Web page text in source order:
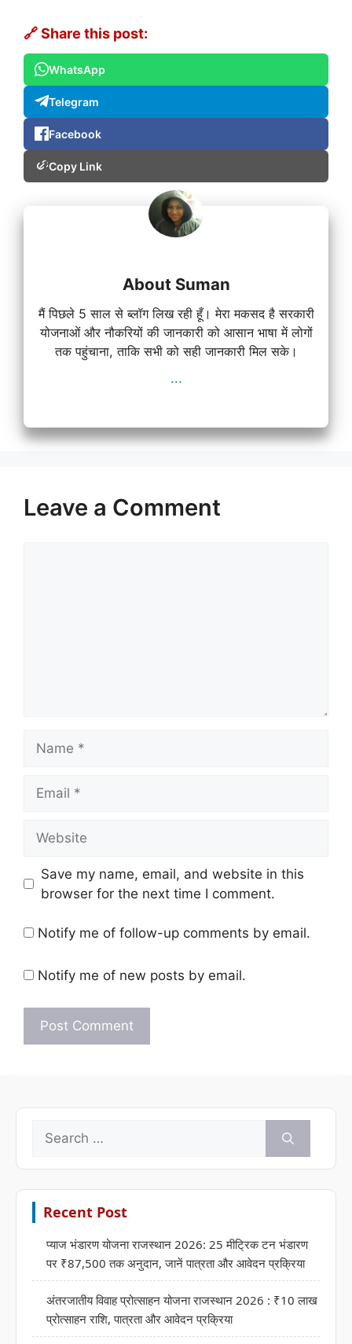
🔗 Share this post:
WhatsApp
Telegram
Facebook
Copy Link
About Suman
मैं पिछले 5 साल से ब्लॉग लिख रही हूँ। मेरा मकसद है सरकारी
योजनाओं और नौकरियों की जानकारी को आसान भाषा में लोगों
तक पहुंचाना, ताकि सभी को सही जानकारी मिल सके।
...
Leave a Comment
Save my name, email, and website in this
browser for the next time I comment.
Notify me of follow-up comments by email.
Notify me of new posts by email.
Search
for:
Recent Post
प्याज भंडारण योजना राजस्थान 2026: 25 मीट्रिक टन भंडारण
पर ₹87,500 तक अनुदान, जानें पात्रता और आवेदन प्रक्रिया
अंतरजातीय विवाह प्रोत्साहन योजना राजस्थान 2026 : ₹10 लाख
प्रोत्साहन राशि, पात्रता और आवेदन प्रक्रिया